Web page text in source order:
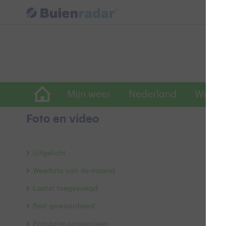
Mijn weer Nederland
Foto en video
Uitgelicht
Weerfoto van de maand
Laatst toegevoegd
Best gewaardeerd
Populaire categorieën